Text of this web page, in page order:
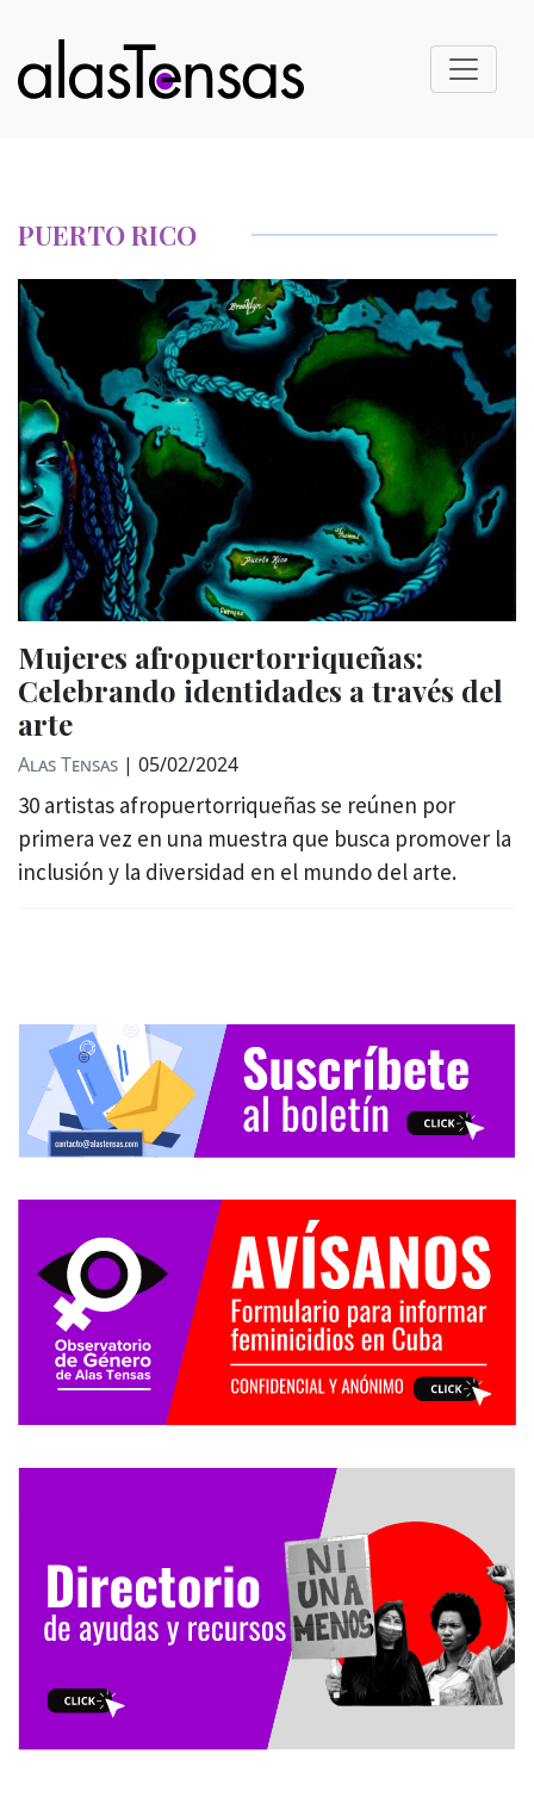
PUERTO RICO
Mujeres afropuertorriqueñas:
Celebrando identidades a través del
arte
Alas Tensas | 05/02/2024
30 artistas afropuertorriqueñas se reúnen por
primera vez en una muestra que busca promover la
inclusión y la diversidad en el mundo del arte.